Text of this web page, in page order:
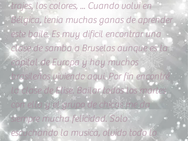
trajes, los colores, ... Cuando volvi en
Bélgica, tenia muchas ganas de aprender
este baile. Es muy dificil encontrar una
clase de samba a Bruselas aunque es la
capital de Europa y hay muchos
brasileños viviendo aqui. Por fin encontré
la clase de Elise. Bailar todos los martes
con ella y el grupo de chicas me da
siempre mucha felicidad. Solo
escuchando la musica, olvido todo lo